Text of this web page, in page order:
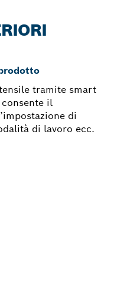
tramite smart
il
di
di lavoro ecc.